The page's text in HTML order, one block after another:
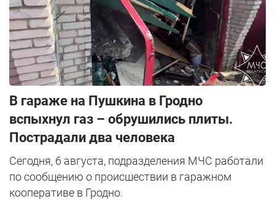
В гараже на Пушкина в Гродно
вспыхнул газ – обрушились плиты.
Пострадали два человека
Сегодня, 6 августа, подразделения МЧС работали
по сообщению о происшествии в гаражном
кооперативе в Гродно.